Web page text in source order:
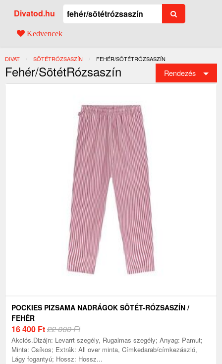
Divatod.hu
Kedvencek
DIVAT SÖTÉTRÓZSASZÍN JELENLEGI:
FEHÉR/SÖTÉTRÓZSASZÍN
Fehér/SötétRózsaszín Rendezés
POCKIES PIZSAMA NADRÁGOK SÖTÉT-RÓZSASZÍN /
FEHÉR
16 400 Ft22 000 Ft
Akciós.Dizájn: Levarrt szegély, Rugalmas szegély; Anyag: Pamut;
Minta: Csíkos; Extrák: All over minta, Címkedarab/címkezászló,
Lágy fogantyú; Hossz: Hossz...